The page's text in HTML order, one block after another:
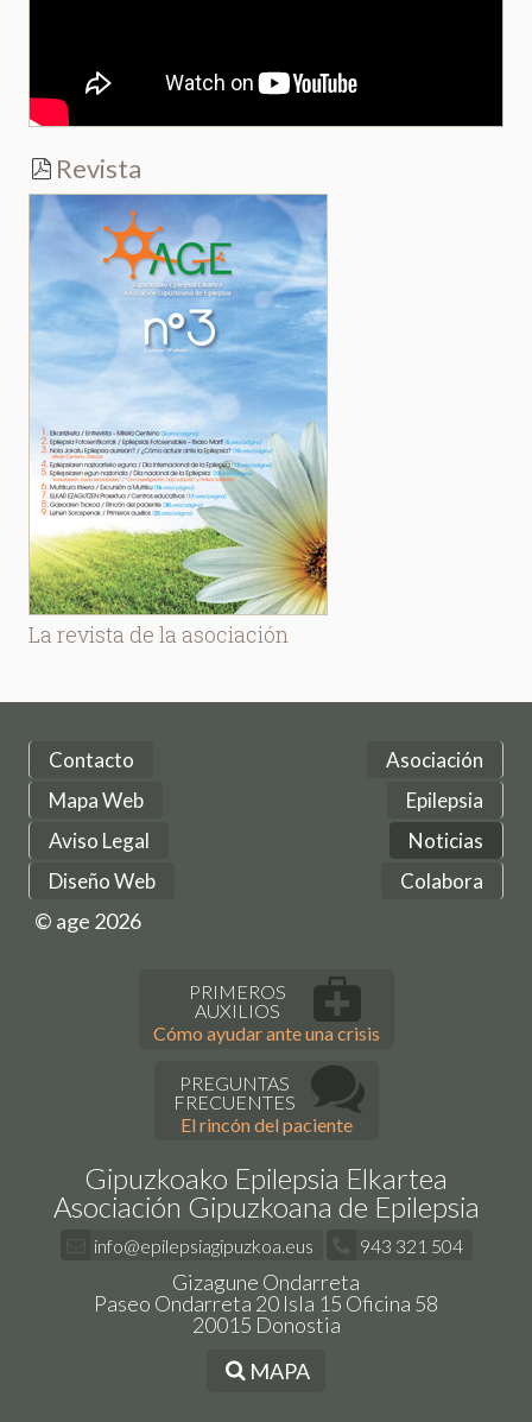
Revista
La revista de la asociación
Contacto
Mapa Web
Aviso Legal
Diseño Web
Asociación
Epilepsia
Noticias
Colabora
© age 2026
PRIMEROS
AUXILIOS
Cómo ayudar ante una crisis
PREGUNTAS
FRECUENTES
El rincón del paciente
Gipuzkoako Epilepsia Elkartea
Asociación Gipuzkoana de Epilepsia
info@epilepsiagipuzkoa.eus 943 321 504
Gizagune Ondarreta
Paseo Ondarreta 20 Isla 15 Oficina 58
20015 Donostia
MAPA